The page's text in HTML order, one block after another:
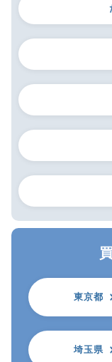
東京都
埼玉県